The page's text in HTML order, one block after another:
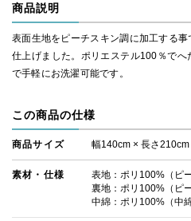
商品説明
表面生地をピーチスキン調に加工する
仕上げました。ポリエステル100％で
で手軽にお洗濯可能です。
この商品の仕様
商品サイズ 幅140cm × 長さ210cm
素材・仕様
表地：ポリ100%（ピ
裏地：ポリ100%（ピ
中綿：ポリ100%（中